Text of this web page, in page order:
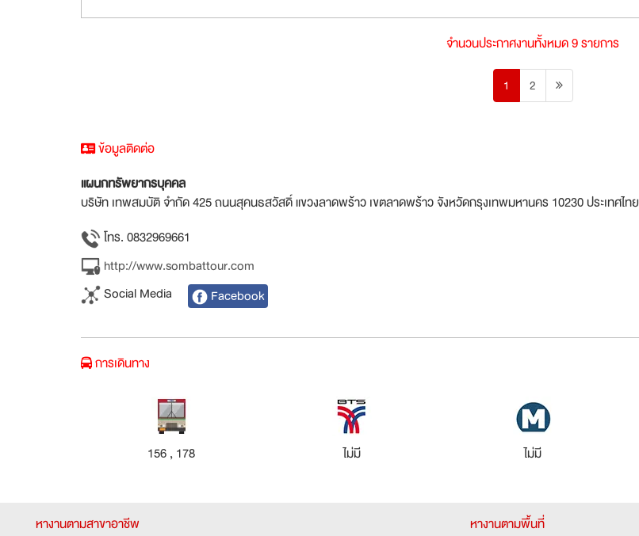
จำนวนประกาศงานทั้งหมด 9 รายการ
1 2
ข้อมูลติดต่อ
แผนกทรัพยากรบุคคล
บริษัท เทพสมบัติ จำกัด 425 ถนนสุคนธสวัสดิ์ แขวงลาดพร้าว เขตลาดพร้าว จังหวัดกรุงเทพมหานคร 10230 ประเทศไทย
โทร. 0832969661
http://www.sombattour.com
Social Media
Facebook
การเดินทาง
156 , 178 ไม่มี ไม่มี
หางานตามสาขาอาชีพ
หางานตามพื้นที่